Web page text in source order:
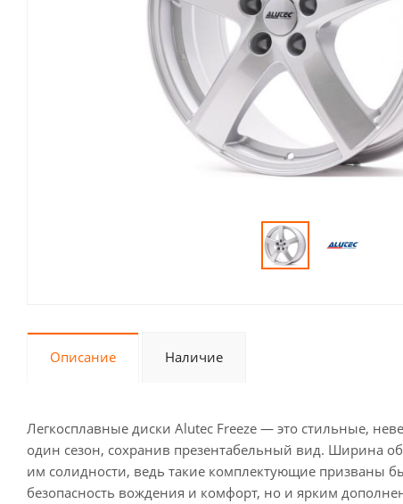
Описание Наличие
Легкосплавные диски Alutec Freeze — это стильные,
один сезон, сохранив презентабельный вид. Ширина
им солидности, ведь такие комплектующие призваны
безопасность вождения и комфорт, но и ярким